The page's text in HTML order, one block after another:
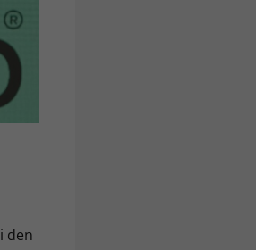
den
der